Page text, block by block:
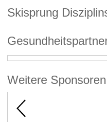
Skisprung
Weitere Sponsoren